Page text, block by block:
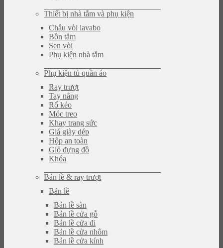
Thiết bị nhà tắm và phụ kiện
Chậu vòi lavabo
Bồn tắm
Sen vòi
Phụ kiện nhà tắm
Phụ kiện tủ quần áo
Ray trượt
Tay nâng
Rổ kéo
Móc treo
Khay trang sức
Giá giày dép
Hộp an toàn
Giỏ đựng đồ
Khóa
Bản lề & ray trượt
Bản lề
Bản lề sàn
Bản lề cửa gỗ
Bản lề cửa đi
Bản lề cửa nhôm
Bản lề cửa kính